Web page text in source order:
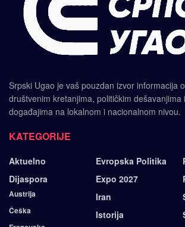
Srpski Ugao je vaš pouzdan izvor informacija
društvenim kretanjima, političkim dešavanjima
događajima na lokalnom i nacionalnom nivou.
KATEGORIJE
Aktuelno
Dijaspora
Austrija
Češka
Evropska Politika
Expo 2027
Iran
Istorija